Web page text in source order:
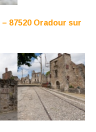
– 87520 Oradour sur